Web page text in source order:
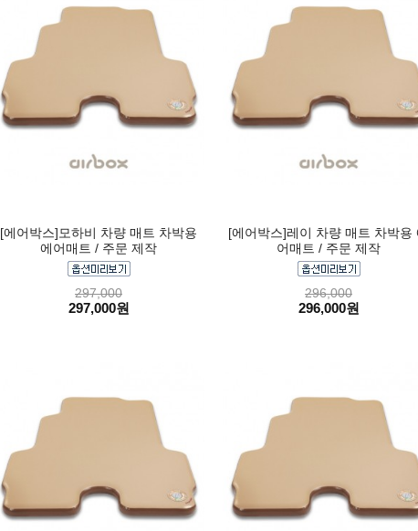
[에어박스]모하비 차량 매트 차박용
에어매트 / 주문 제작
297,000
297,000원
[에어박스]레이 차량 매트 차박용
어매트 / 주문 제작
296,000
296,000원